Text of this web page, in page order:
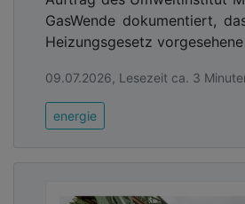
GasWende dokumentiert,
Heizungsgesetz
09.07.2026, Lesezeit ca. 3
energie